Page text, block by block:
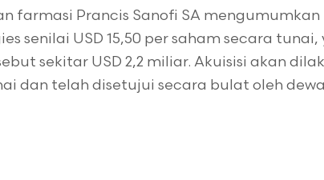
farmasi Prancis Sanofi SA
senilai USD 15,50 per saham secara
sekitar USD 2,2 miliar. Akuisisi akan
dan telah disetujui secara bulat oleh